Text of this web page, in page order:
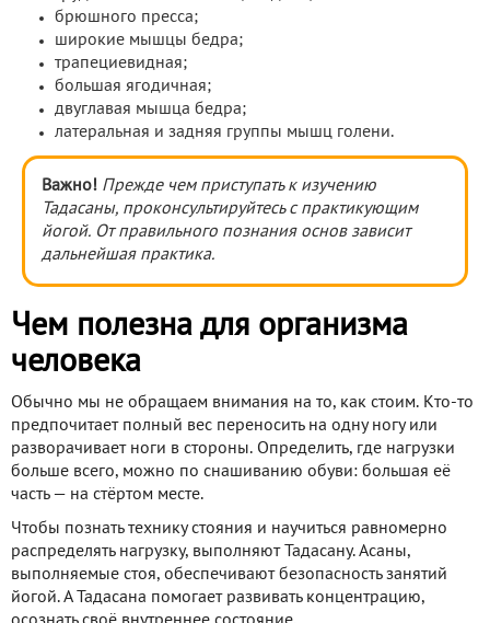
брюшного пресса;
широкие мышцы бедра;
трапециевидная;
большая ягодичная;
двуглавая мышца бедра;
латеральная и задняя группы мышц голени.
Важно! Прежде чем приступать к изучению
Тадасаны, проконсультируйтесь с практикующим
йогой. От правильного познания основ зависит
дальнейшая практика.
Чем полезна для организма
человека
Обычно мы не обращаем внимания на то, как стоим. Кто-то
предпочитает полный вес переносить на одну ногу или
разворачивает ноги в стороны. Определить, где нагрузки
больше всего, можно по снашиванию обуви: большая её
часть — на стёртом месте.
Чтобы познать технику стояния и научиться равномерно
распределять нагрузку, выполняют Тадасану. Асаны,
выполняемые стоя, обеспечивают безопасность занятий
йогой. А Тадасана помогает развивать концентрацию,